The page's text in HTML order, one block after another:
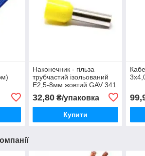
Наконечник - гільза
трубчастий ізольований
Е2,5-8мм жовтий GAV 341
32,80₴/упаковка
Купити